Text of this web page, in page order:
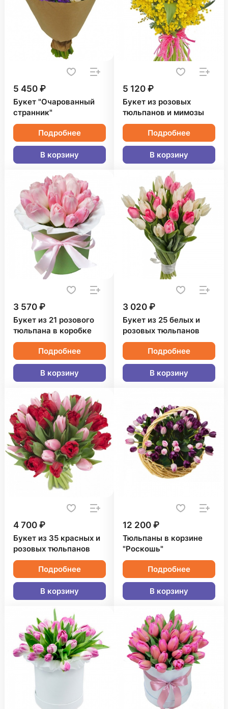
5 450 ₽
Букет "Очарованный
странник"
Подробнее
В корзину
5 120 ₽
Букет из розовых
тюльпанов и мимозы
Подробнее
В корзину
3 570 ₽
Букет из 21 розового
тюльпана в коробке
Подробнее
В корзину
3 020 ₽
Букет из 25 белых и
розовых тюльпанов
Подробнее
В корзину
4 700 ₽
Букет из 35 красных и
розовых тюльпанов
Подробнее
В корзину
12 200 ₽
Тюльпаны в корзине
"Роскошь"
Подробнее
В корзину